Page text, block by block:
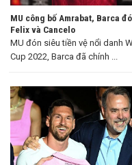
MU công bố Amrabat, Barca
Felix và Cancelo
MU đón siêu tiền vệ nổi danh
Cup 2022, Barca đã chính ...